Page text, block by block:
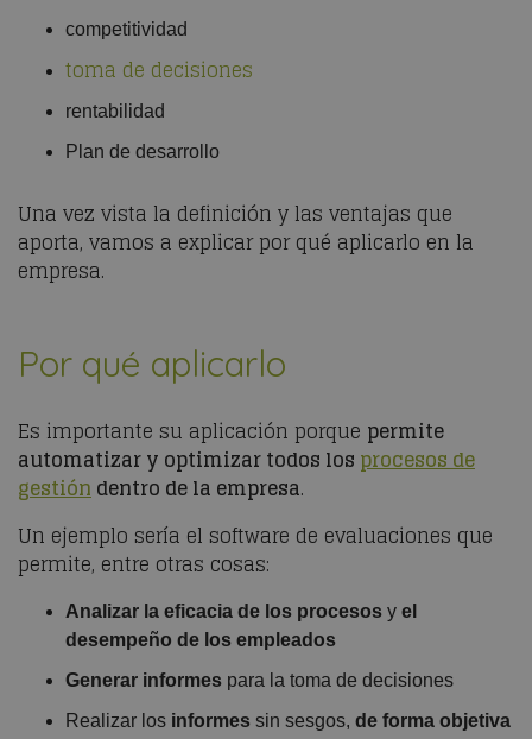
competitividad
toma de decisiones
rentabilidad
Plan de desarrollo
Una vez vista la definición y las ventajas que
aporta, vamos a explicar por qué aplicarlo en la
empresa.
Por qué aplicarlo
Es importante su aplicación porque permite
automatizar y optimizar todos los procesos de
gestióndentro de la empresa.
Un ejemplo sería el software de evaluaciones que
permite, entre otras cosas:
Analizar la eficacia de los procesos y el
desempeño de los empleados
Generar informes para la toma de decisiones
Realizar los informes sin sesgos, de forma objetiva